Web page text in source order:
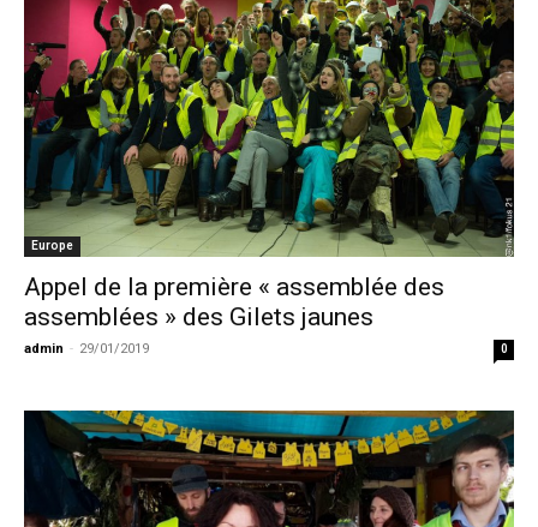
Europe
Appel de la première « assemblée des
assemblées » des Gilets jaunes
admin - 29/01/2019 0